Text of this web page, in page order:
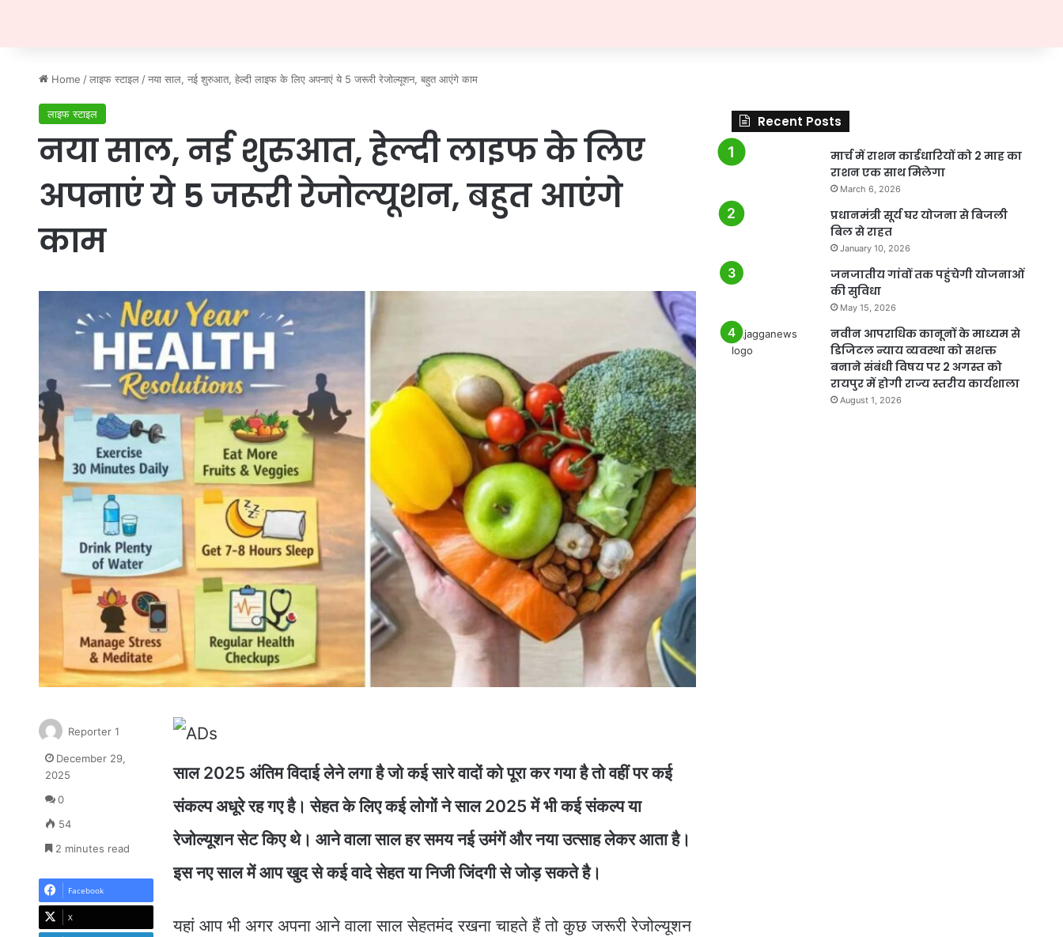
Home / लाइफ स्टाइल / नया साल, नई शुरुआत, हेल्दी लाइफ के लिए अपनाएं ये 5 जरूरी रेजोल्यूशन, बहुत आएंगे काम
लाइफ स्टाइल
नया साल, नई शुरुआत, हेल्दी लाइफ के लिए
अपनाएं ये 5 जरूरी रेजोल्यूशन, बहुत आएंगे
काम
साल 2025 अंतिम विदाई लेने लगा है जो कई सारे वादों को पूरा कर गया है तो वहीं पर कई
संकल्प अधूरे रह गए है। सेहत के लिए कई लोगों ने साल 2025 में भी कई संकल्प या
रेजोल्यूशन सेट किए थे। आने वाला साल हर समय नई उमंगें और नया उत्साह लेकर आता है।
इस नए साल में आप खुद से कई वादे सेहत या निजी जिंदगी से जोड़ सकते है।
यहां आप भी अगर अपना आने वाला साल सेहतमंद रखना चाहते हैं तो कुछ जरूरी रेजोल्यूशन
Reporter 1
December 29,
2025
0
54
2 minutes read
Facebook
X
Recent Posts
मार्च में राशन कार्डधारियों को 2 माह का
राशन एक साथ मिलेगा
March 6, 2026
प्रधानमंत्री सूर्य घर योजना से बिजली
बिल से राहत
January 10, 2026
जनजातीय गांवों तक पहुंचेगी योजनाओं
की सुविधा
May 15, 2026
नवीन आपराधिक कानूनों के माध्यम से
डिजिटल न्याय व्यवस्था को सशक्त
बनाने संबंधी विषय पर 2 अगस्त को
रायपुर में होगी राज्य स्तरीय कार्यशाला
August 1, 2026